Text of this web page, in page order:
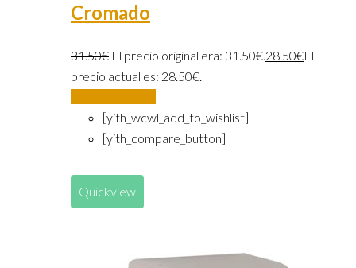
Cromado
31.50€ El precio original era: 31.50€.28.50€El
precio actual es: 28.50€.
[yith_wcwl_add_to_wishlist]
[yith_compare_button]
Quickview